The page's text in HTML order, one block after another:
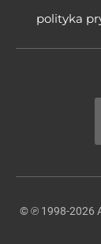
polityka
© ℗ 1998-2026